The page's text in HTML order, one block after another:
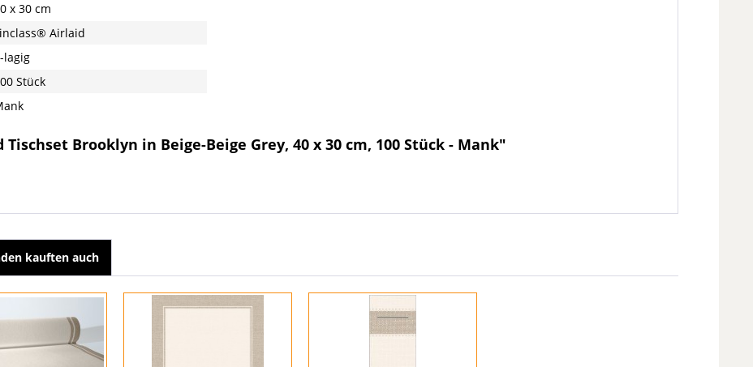
x 30 cm
Airlaid
lagig
Stück
Brooklyn in Beige-Beige Grey, 40 x 30 cm, 100 Stück - Mank"
kauften auch